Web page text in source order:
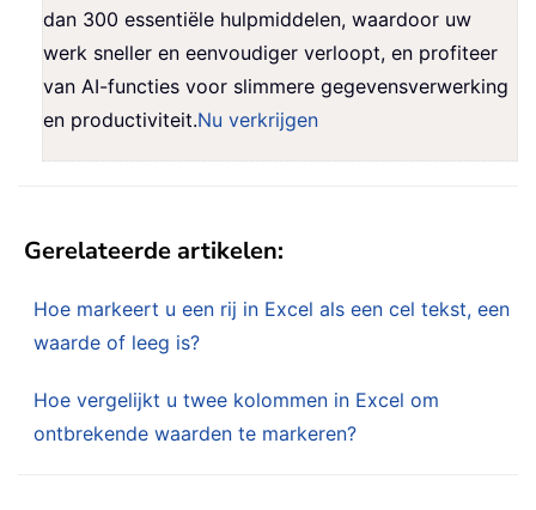
dan 300 essentiële hulpmiddelen, waardoor uw
werk sneller en eenvoudiger verloopt, en profiteer
van AI-functies voor slimmere gegevensverwerking
en productiviteit.Nu verkrijgen
Gerelateerde artikelen:
Hoe markeert u een rij in Excel als een cel tekst, een
waarde of leeg is?
Hoe vergelijkt u twee kolommen in Excel om
ontbrekende waarden te markeren?